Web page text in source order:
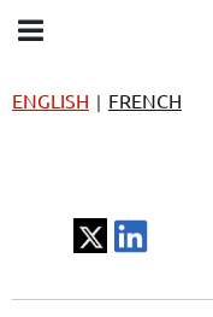
ENGLISH | FRENCH